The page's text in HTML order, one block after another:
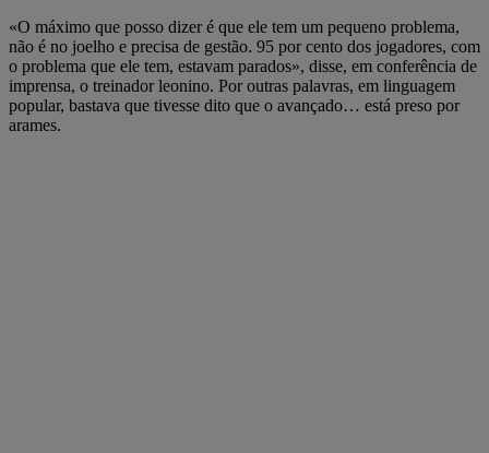
«O máximo que posso dizer é que ele tem um pequeno problema,
não é no joelho e precisa de gestão. 95 por cento dos jogadores, com
o problema que ele tem, estavam parados», disse, em conferência de
imprensa, o treinador leonino. Por outras palavras, em linguagem
popular, bastava que tivesse dito que o avançado… está preso por
arames.